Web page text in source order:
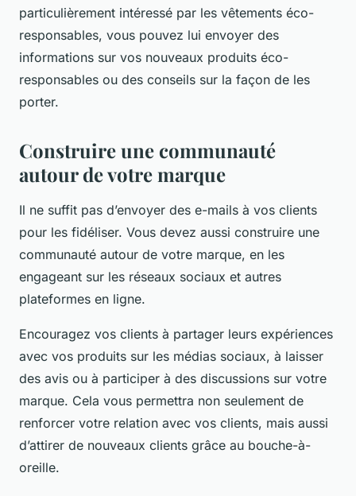
particulièrement intéressé par les vêtements éco-
responsables, vous pouvez lui envoyer des
informations sur vos nouveaux produits éco-
responsables ou des conseils sur la façon de les
porter.
Construire une communauté
autour de votre marque
Il ne suffit pas d’envoyer des e-mails à vos clients
pour les fidéliser. Vous devez aussi construire une
communauté autour de votre marque, en les
engageant sur les réseaux sociaux et autres
plateformes en ligne.
Encouragez vos clients à partager leurs expériences
avec vos produits sur les médias sociaux, à laisser
des avis ou à participer à des discussions sur votre
marque. Cela vous permettra non seulement de
renforcer votre relation avec vos clients, mais aussi
d’attirer de nouveaux clients grâce au bouche-à-
oreille.